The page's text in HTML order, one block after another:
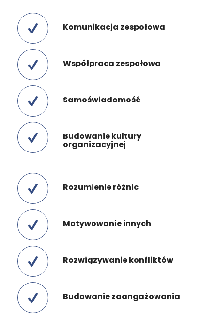
Komunikacja zespołowa
Współpraca zespołowa
Samoświadomość
Budowanie kultury
organizacyjnej
Rozumienie różnic
Motywowanie innych
Rozwiązywanie konfliktów
Budowanie zaangażowania